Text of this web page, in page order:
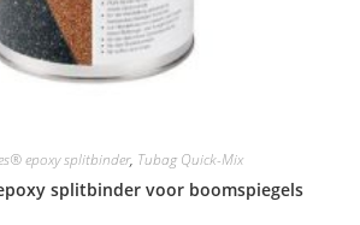
epoxy splitbinder, Tubag Quick-Mix
splitbinder voor boomspiegels